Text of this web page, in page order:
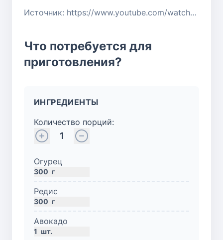
Источник: https://www.youtube.com/watch?v=jby3ef_OlWU
Что потребуется для
приготовления?
ИНГРЕДИЕНТЫ
Количество порций:
1
Огурец
300 г
Редис
300 г
Авокадо
1 шт.